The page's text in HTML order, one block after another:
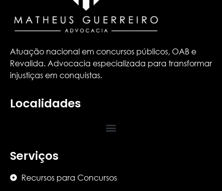
Atuação nacional em concursos públicos, OAB e
Revalida. Advocacia especializada para transformar
injustiças em conquistas.
Localidades
Serviços
Recursos para Concursos